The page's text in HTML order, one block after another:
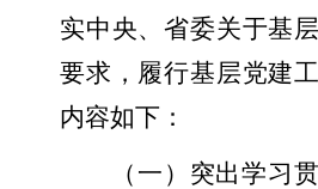
实中央、省委关于基
要求，履行基层党建
内容如下：
（一）突出学习